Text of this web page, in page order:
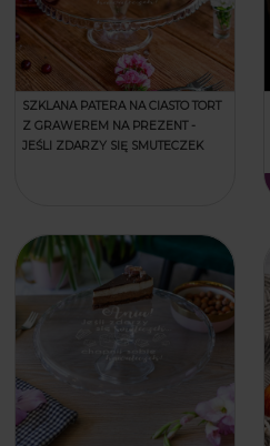
SZKLANA PATERA NA CIASTO TORT
Z GRAWEREM NA PREZENT -
JEŚLI ZDARZY SIĘ SMUTECZEK